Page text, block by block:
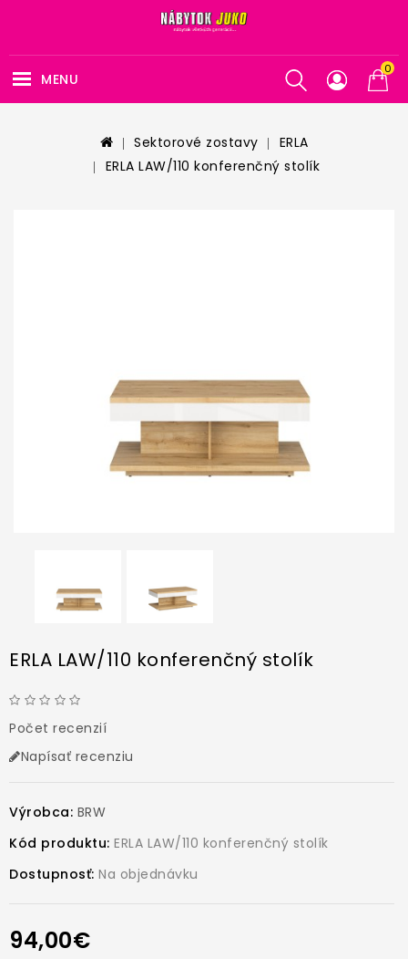
0
MENU
Sektorové zostavy
ERLA
ERLA LAW/110 konferenčný stolík
ERLA LAW/110 konferenčný stolík
Počet recenzií
Napísať recenziu
Výrobca: BRW
Kód produktu: ERLA LAW/110 konferenčný stolík
Dostupnosť: Na objednávku
94,00€